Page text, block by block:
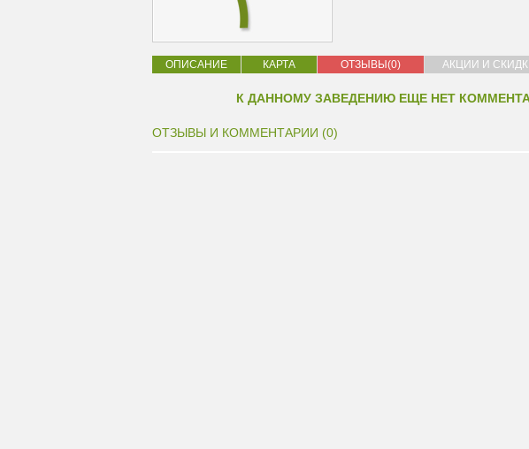
ОПИСАНИЕ КАРТА ОТЗЫВЫ(0) АКЦИИ И
К ДАННОМУ ЗАВЕДЕНИЮ ЕЩЕ НЕТ
ОТЗЫВЫ И КОММЕНТАРИИ (0)